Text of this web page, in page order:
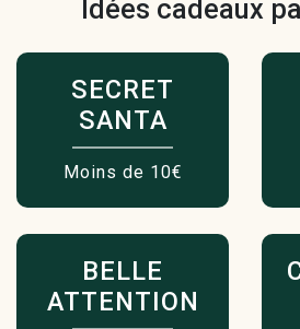
Idées cadeaux
SECRET
SANTA
Moins de 10€
BELLE
ATTENTION